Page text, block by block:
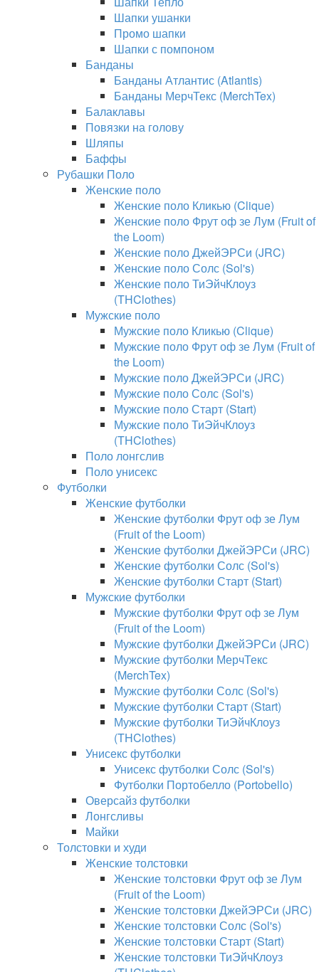
Шапки ушанки
Промо шапки
Шапки с помпоном
Банданы
Банданы Атлантис (Atlantis)
Банданы МерчТекс (MerchTex)
Балаклавы
Повязки на голову
Шляпы
Баффы
Рубашки Поло
Женские поло
Женские поло Кликью (Clique)
Женские поло Фрут оф зе Лум (Fruit of
the Loom)
Женские поло ДжейЭРСи (JRC)
Женские поло Солс (Sol's)
Женские поло ТиЭйчКлоуз
(THClothes)
Мужские поло
Мужские поло Кликью (Clique)
Мужские поло Фрут оф зе Лум (Fruit of
the Loom)
Мужские поло ДжейЭРСи (JRC)
Мужские поло Солс (Sol's)
Мужские поло Старт (Start)
Мужские поло ТиЭйчКлоуз
(THClothes)
Поло лонгслив
Поло унисекс
Футболки
Женские футболки
Женские футболки Фрут оф зе Лум
(Fruit of the Loom)
Женские футболки ДжейЭРСи (JRC)
Женские футболки Солс (Sol's)
Женские футболки Старт (Start)
Мужские футболки
Мужские футболки Фрут оф зе Лум
(Fruit of the Loom)
Мужские футболки ДжейЭРСи (JRC)
Мужские футболки МерчТекс
(MerchTex)
Мужские футболки Солс (Sol's)
Мужские футболки Старт (Start)
Мужские футболки ТиЭйчКлоуз
(THClothes)
Унисекс футболки
Унисекс футболки Солс (Sol's)
Футболки Портобелло (Portobello)
Оверсайз футболки
Лонгсливы
Майки
Толстовки и худи
Женские толстовки
Женские толстовки Фрут оф зе Лум
(Fruit of the Loom)
Женские толстовки ДжейЭРСи (JRC)
Женские толстовки Солс (Sol's)
Женские толстовки Старт (Start)
Женские толстовки ТиЭйчКлоуз